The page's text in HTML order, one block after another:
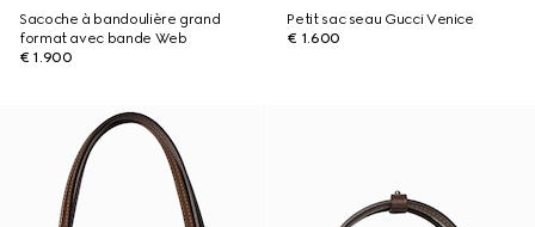
Sacoche à bandoulière grand
format avec bande Web
€ 1.900
Petit sac seau Gucci Venice
€ 1.600